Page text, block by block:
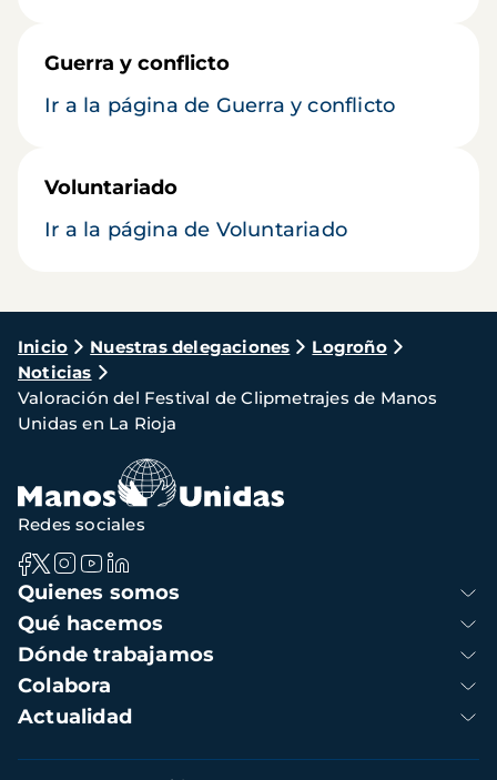
Guerra y conflicto
Ir a la página de Guerra y conflicto
Voluntariado
Ir a la página de Voluntariado
Ruta
de
navegación
Inicio Nuestras delegaciones
Logroño
Noticias
Valoración del Festival de Clipmetrajes de Manos
Unidas en La Rioja
Navegación
principal
Quienes somos
Qué hacemos
Dónde trabajamos
Colabora
Actualidad
Redes sociales